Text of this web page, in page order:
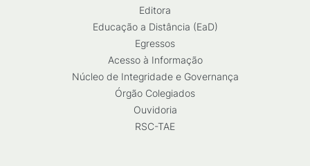
Editora
Educação a Distância (EaD)
Egressos
Acesso à Informação
Núcleo de Integridade e Governança
Órgão Colegiados
Ouvidoria
RSC-TAE